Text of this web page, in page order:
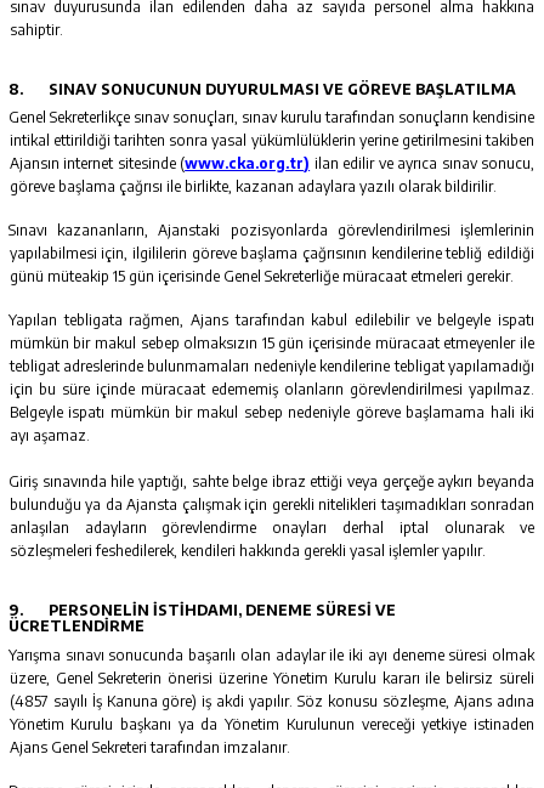
sınav duyurusunda ilan edilenden daha az sayıda personel alma hakkına
sahiptir.
8.
SINAV SONUCUNUN DUYURULMASI VE GÖREVE BAŞLATILMA
Genel Sekreterlikçe sınav sonuçları, sınav kurulu tarafından sonuçların kendisine
intikal ettirildiği tarihten sonra yasal yükümlülüklerin yerine getirilmesini takiben
Ajansın internet sitesinde (www.cka.org.tr) ilan edilir ve ayrıca sınav sonucu,
göreve başlama çağrısı ile birlikte, kazanan adaylara yazılı olarak bildirilir.
Sınavı kazananların, Ajanstaki pozisyonlarda görevlendirilmesi işlemlerinin
yapılabilmesi için, ilgililerin göreve başlama çağrısının kendilerine tebliğ edildiği
günü müteakip 15 gün içerisinde Genel Sekreterliğe müracaat etmeleri gerekir.
Yapılan tebligata rağmen, Ajans tarafından kabul edilebilir ve belgeyle ispatı
mümkün bir makul sebep olmaksızın 15 gün içerisinde müracaat etmeyenler ile
tebligat adreslerinde bulunmamaları nedeniyle kendilerine tebligat yapılamadığı
için bu süre içinde müracaat edememiş olanların görevlendirilmesi yapılmaz.
Belgeyle ispatı mümkün bir makul sebep nedeniyle göreve başlamama hali iki
ayı aşamaz.
Giriş sınavında hile yaptığı, sahte belge ibraz ettiği veya gerçeğe aykırı beyanda
bulunduğu ya da Ajansta çalışmak için gerekli nitelikleri taşımadıkları sonradan
anlaşılan adayların görevlendirme onayları derhal iptal olunarak ve
sözleşmeleri feshedilerek, kendileri hakkında gerekli yasal işlemler yapılır.
9.
PERSONELİN İSTİHDAMI, DENEME SÜRESİ VE
ÜCRETLENDİRME
Yarışma sınavı sonucunda başarılı olan adaylar ile iki ayı deneme süresi olmak
üzere, Genel Sekreterin önerisi üzerine Yönetim Kurulu kararı ile belirsiz süreli
(4857 sayılı İş Kanuna göre) iş akdi yapılır. Söz konusu sözleşme, Ajans adına
Yönetim Kurulu başkanı ya da Yönetim Kurulunun vereceği yetkiye istinaden
Ajans Genel Sekreteri tarafından imzalanır.